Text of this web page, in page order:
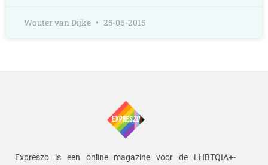
Wouter van Dijke 25-06-2015
Expreszo is een online magazine voor de LHBTQIA+-